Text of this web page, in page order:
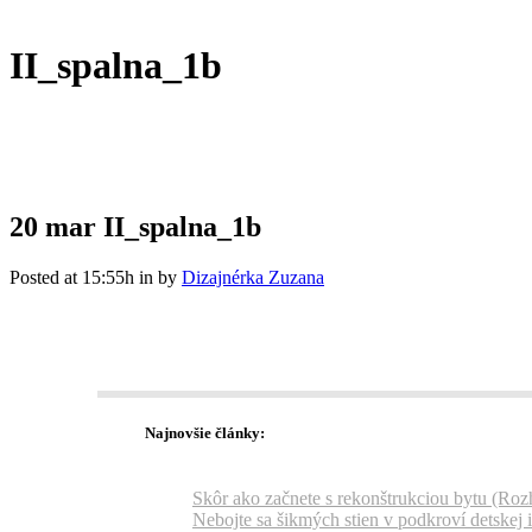
II_spalna_1b
20 mar II_spalna_1b
Posted at 15:55h in by Dizajnérka Zuzana
Najnovšie články:
Skôr ako začnete s rekonštrukciou bytu
Nebojte sa šikmých stien v podkroví detskej